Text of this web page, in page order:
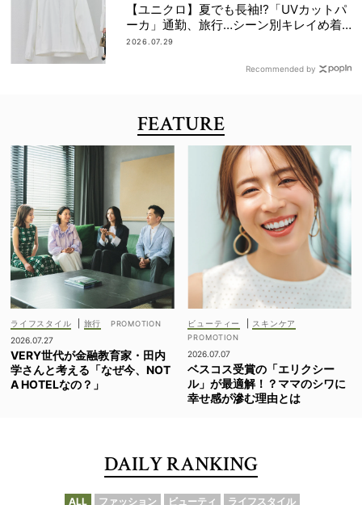
【ユニクロ】夏でも長袖⁉「UVカットパ
ーカ」通勤、旅行…シーン別キレイめ着
こなし3選
2026.07.29
Recommended by
FEATURE
ライフスタイル
旅行
2026.07.27
VERY世代が金融教育家・田内
学さんと考える「なぜ今、NOT
A HOTELなの？」
ビューティー スキンケア
2026.07.07
ベスコス受賞の「エリクシー
ル」が最適解！？ママのシワに
幸せ感が滲む理由とは
DAILY RANKING
ALL ファッション ビューティ ライフスタイル